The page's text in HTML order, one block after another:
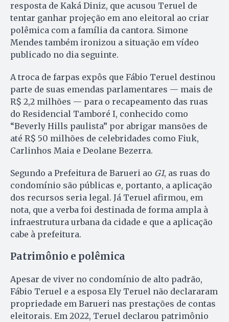
resposta de Kaká Diniz, que acusou Teruel de
tentar ganhar projeção em ano eleitoral ao criar
polêmica com a família da cantora. Simone
Mendes também ironizou a situação em vídeo
publicado no dia seguinte.
A troca de farpas expôs que Fábio Teruel destinou
parte de suas emendas parlamentares — mais de
R$ 2,2 milhões — para o recapeamento das ruas
do Residencial Tamboré I, conhecido como
“Beverly Hills paulista” por abrigar mansões de
até R$ 50 milhões de celebridades como Fiuk,
Carlinhos Maia e Deolane Bezerra.
Segundo a Prefeitura de Barueri ao G1, as ruas do
condomínio são públicas e, portanto, a aplicação
dos recursos seria legal. Já Teruel afirmou, em
nota, que a verba foi destinada de forma ampla à
infraestrutura urbana da cidade e que a aplicação
cabe à prefeitura.
Patrimônio e polêmica
Apesar de viver no condomínio de alto padrão,
Fábio Teruel e a esposa Ely Teruel não declararam
propriedade em Barueri nas prestações de contas
eleitorais. Em 2022, Teruel declarou patrimônio